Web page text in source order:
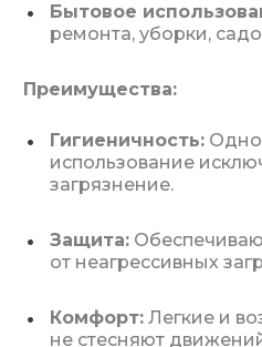
Бытовое
ремонта, уборки,
Преимущества:
Гигиеничность:
использование
загрязнение.
Защита:
от неагрессивных
Комфорт: Легкие и
не стесняют